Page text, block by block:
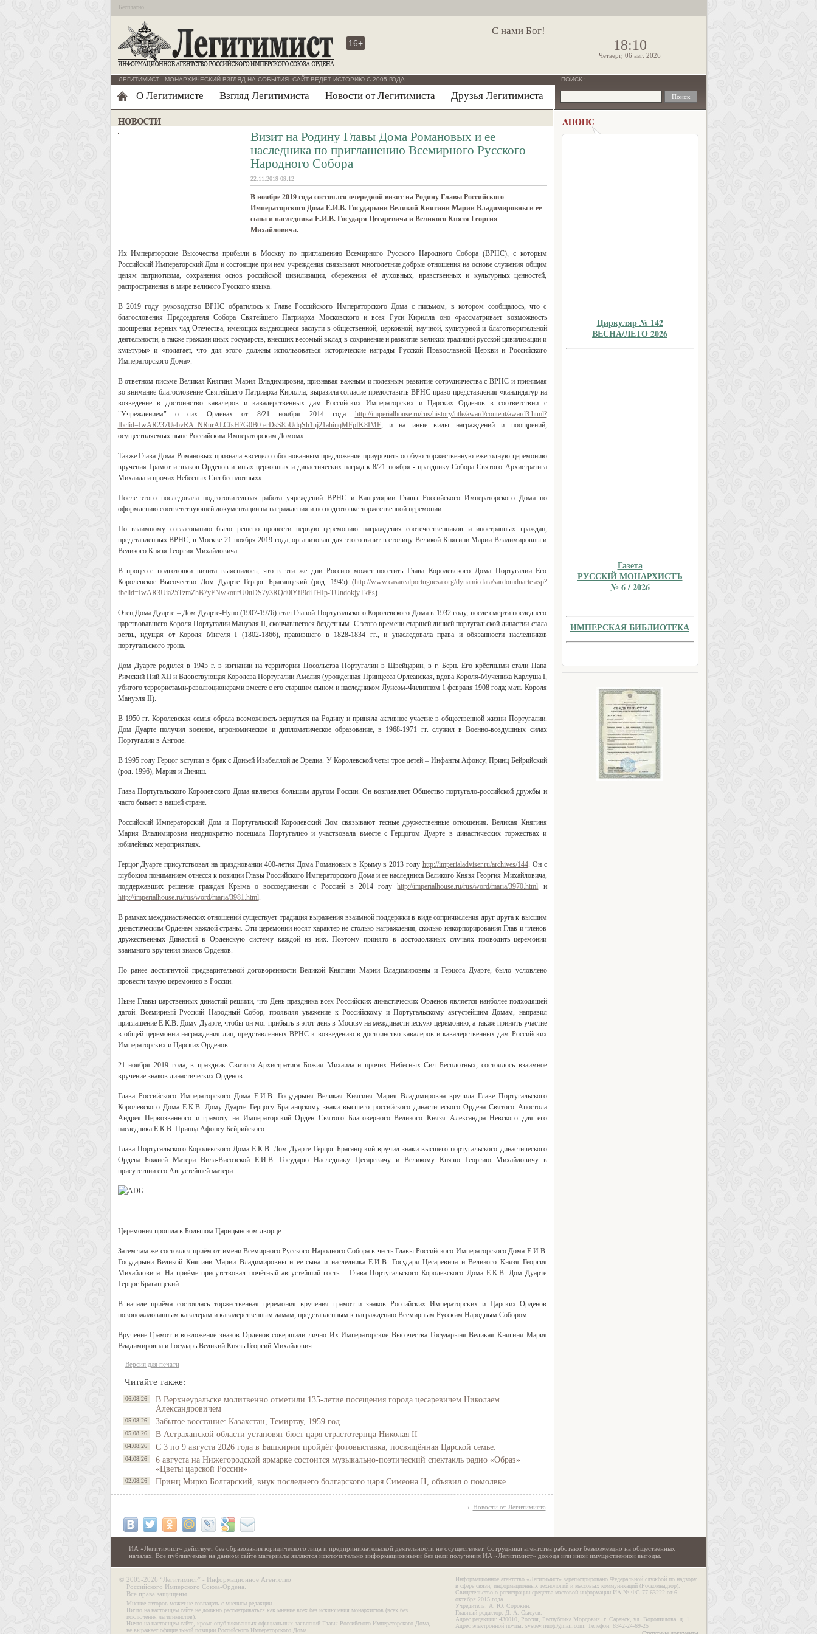
Бесплатно
С нами Бог!
16+ 18:10
Четверг, 06 авг. 2026
ЛЕГИТИМИСТ - МОНАРХИЧЕСКИЙ ВЗГЛЯД НА СОБЫТИЯ. САЙТ ВЕДЁТ ИСТОРИЮ С 2005 ГОДА
О Легитимисте Взгляд Легитимиста Новости от Легитимиста Друзья Легитимиста
Визит на Родину Главы Дома Романовых и ее
наследника по приглашению Всемирного Русского
Народного Собора
22.11.2019 09:12
В ноябре 2019 года состоялся очередной визит на Родину Главы Российского
Императорского Дома Е.И.В. Государыни Великой Княгини Марии Владимировны и ее
сына и наследника Е.И.В. Государя Цесаревича и Великого Князя Георгия
Михайловича.
Их Императорские Высочества прибыли в Москву по приглашению Всемирного Русского Народного Собора (ВРНС), с которым
Российский Императорский Дом и состоящие при нем учреждения связывают многолетние добрые отношения на основе служения общим
целям патриотизма, сохранения основ российской цивилизации, сбережения её духовных, нравственных и культурных ценностей,
распространения в мире великого Русского языка.
В 2019 году руководство ВРНС обратилось к Главе Российского Императорского Дома с письмом, в котором сообщалось, что с
благословения Председателя Собора Святейшего Патриарха Московского и всея Руси Кирилла оно «рассматривает возможность
поощрения верных чад Отечества, имеющих выдающиеся заслуги в общественной, церковной, научной, культурной и благотворительной
деятельности, а также граждан иных государств, внесших весомый вклад в сохранение и развитие великих традиций русской цивилизации и
культуры» и «полагает, что для этого должны использоваться исторические награды Русской Православной Церкви и Российского
Императорского Дома».
В ответном письме Великая Княгиня Мария Владимировна, признавая важным и полезным развитие сотрудничества с ВРНС и принимая
во внимание благословение Святейшего Патриарха Кирилла, выразила согласие предоставить ВРНС право представления «кандидатур на
возведение в достоинство кавалеров и кавалерственных дам Российских Императорских и Царских Орденов в соответствии с
"Учреждением" о сих Орденах от 8/21 ноября 2014 года http://imperialhouse.ru/rus/history/title/award/content/award3.html?
fbclid=IwAR237UebvRA_NRurALCfsH7G0B0-erDsS85UdqSh1nj21ahinqMFpfK8IME, и на иные виды награждений и поощрений,
осуществляемых ныне Российским Императорским Домом».
Также Глава Дома Романовых признала «всецело обоснованным предложение приурочить особую торжественную ежегодную церемонию
вручения Грамот и знаков Орденов и иных церковных и династических наград к 8/21 ноября - празднику Собора Святого Архистратига
Михаила и прочих Небесных Сил бесплотных».
После этого последовала подготовительная работа учреждений ВРНС и Канцелярии Главы Российского Императорского Дома по
оформлению соответствующей документации на награждения и по подготовке торжественной церемонии.
По взаимному согласованию было решено провести первую церемонию награждения соотечественников и иностранных граждан,
представленных ВРНС, в Москве 21 ноября 2019 года, организовав для этого визит в столицу Великой Княгини Марии Владимировны и
Великого Князя Георгия Михайловича.
В процессе подготовки визита выяснилось, что в эти же дни Россию может посетить Глава Королевского Дома Португалии Его
Королевское Высочество Дом Дуарте Герцог Браганцский (род. 1945) (http://www.casarealportuguesa.org/dynamicdata/sardomduarte.asp?
fbclid=IwAR3Uia25TzmZhB7yENwkourU0uDS7y3RQd0lYfI9diTHIp-TUndokjyTkPs).
Отец Дома Дуарте – Дом Дуарте-Нуно (1907-1976) стал Главой Португальского Королевского Дома в 1932 году, после смерти последнего
царствовавшего Короля Португалии Мануэля II, скончавшегося бездетным. С этого времени старшей линией португальской династии стала
ветвь, идущая от Короля Мигеля I (1802-1866), правившего в 1828-1834 гг., и унаследовала права и обязанности наследников
португальского трона.
Дом Дуарте родился в 1945 г. в изгнании на территории Посольства Португалии в Щвейцарии, в г. Берн. Его крёстными стали Папа
Римский Пий XII и Вдовствующая Королева Португалии Амелия (урожденная Принцесса Орлеанская, вдова Короля-Мученика Карлуша I,
убитого террористами-революционерами вместе с его старшим сыном и наследником Луисом-Филиппом 1 февраля 1908 года; мать Короля
Мануэля II).
В 1950 гг. Королевская семья обрела возможность вернуться на Родину и приняла активное участие в общественной жизни Португалии.
Дом Дуарте получил военное, агрономическое и дипломатическое образование, в 1968-1971 гг. служил в Военно-воздушных силах
Португалии в Анголе.
В 1995 году Герцог вступил в брак с Доньей Изабеллой де Эредиа. У Королевской четы трое детей – Инфанты Афонсу, Принц Бейрийский
(род. 1996), Мария и Диниш.
Глава Португальского Королевского Дома является большим другом России. Он возглавляет Общество португало-российской дружбы и
часто бывает в нашей стране.
Российский Императорский Дом и Португальский Королевский Дом связывают тесные дружественные отношения. Великая Княгиня
Мария Владимировна неоднократно посещала Португалию и участвовала вместе с Герцогом Дуарте в династических торжествах и
юбилейных мероприятиях.
Герцог Дуарте присутствовал на праздновании 400-летия Дома Романовых в Крыму в 2013 году http://imperialadviser.ru/archives/144. Он с
глубоким пониманием отнесся к позиции Главы Российского Императорского Дома и ее наследника Великого Князя Георгия Михайловича,
поддержавших решение граждан Крыма о воссоединении с Россией в 2014 годуhttp://imperialhouse.ru/rus/word/maria/3970.html и
http://imperialhouse.ru/rus/word/maria/3981.html.
В рамках междинастических отношений существует традиция выражения взаимной поддержки в виде сопричисления друг друга к высшим
династическим Орденам каждой страны. Эти церемонии носят характер не столько награждения, сколько инкорпорирования Глав и членов
дружественных Династий в Орденскую систему каждой из них. Поэтому принято в достодолжных случаях проводить церемонии
взаимного вручения знаков Орденов.
По ранее достигнутой предварительной договоренности Великой Княгини Марии Владимировны и Герцога Дуарте, было условлено
провести такую церемонию в России.
Ныне Главы царственных династий решили, что День праздника всех Российских династических Орденов является наиболее подходящей
датой. Всемирный Русский Народный Собор, проявляя уважение к Российскому и Португальскому августейшим Домам, направил
приглашение Е.К.В. Дому Дуарте, чтобы он мог прибыть в этот день в Москву на междинастическую церемонию, а также принять участие
в общей церемонии награждения лиц, представленных ВРНС к возведению в достоинство кавалеров и кавалерственных дам Российских
Императорских и Царских Орденов.
21 ноября 2019 года, в праздник Святого Архистратига Божия Михаила и прочих Небесных Сил Бесплотных, состоялось взаимное
вручение знаков династических Орденов.
Глава Российского Императорского Дома Е.И.В. Государыня Великая Княгиня Мария Владимировна вручила Главе Португальского
Королевского Дома Е.К.В. Дому Дуарте Герцогу Браганцскому знаки высшего российского династического Ордена Святого Апостола
Андрея Первозванного и грамоту на Императорский Орден Святого Благоверного Великого Князя Александра Невского для его
наследника Е.К.В. Принца Афонсу Бейрийского.
Глава Португальского Королевского Дома Е.К.В. Дом Дуарте Герцог Браганцский вручил знаки высшего португальского династического
Ордена Божией Матери Вила-Висозской Е.И.В. Государю Наследнику Цесаревичу и Великому Князю Георгию Михайловичу в
присутствии его Августейшей матери.
Церемония прошла в Большом Царицынском дворце.
Затем там же состоялся приём от имени Всемирного Русского Народного Собора в честь Главы Российского Императорского Дома Е.И.В.
Государыни Великой Княгини Марии Владимировны и ее сына и наследника Е.И.В. Государя Цесаревича и Великого Князя Георгия
Михайловича. На приёме присутствовал почётный августейший гость – Глава Португальского Королевского Дома Е.К.В. Дом Дуарте
Герцог Браганцский.
В начале приёма состоялась торжественная церемония вручения грамот и знаков Российских Императорских и Царских Орденов
новопожалованным кавалерам и кавалерственным дамам, представленным к награждению Всемирным Русским Народным Собором.
Вручение Грамот и возложение знаков Орденов совершили лично Их Императорские Высочества Государыня Великая Княгиня Мария
Владимировна и Государь Великий Князь Георгий Михайлович.
Версия для печати
Читайте также:
06.08.26
В Верхнеуральске молитвенно отметили 135-летие посещения города цесаревичем Николаем
Александровичем
05.08.26 Забытое восстание: Казахстан, Темиртау, 1959 год
05.08.26 В Астраханской области установят бюст царя страстотерпца Николая II
04.08.26 С 3 по 9 августа 2026 года в Башкирии пройдёт фотовыставка, посвящённая Царской семье.
04.08.26
6 августа на Нижегородской ярмарке состоится музыкально-поэтический спектакль радио «Образ»
«Цветы царской России»
02.08.26 Принц Мирко Болгарский, внук последнего болгарского царя Симеона II, объявил о помолвке
→ Новости от Легитимиста
ПОИСК :
Циркуляр № 142
ВЕСНА/ЛЕТО 2026
Газета
РУССКIЙ МОНАРХИСТЪ
№ 6 / 2026
ИМПЕРСКАЯ БИБЛИОТЕКА
Свидетельство
ИА «Легитимист» действует без образования юридического лица и предпринимательской деятельности не осуществляет. Сотрудники агентства работают безвозмездно на общественных
началах. Все публикуемые на данном сайте материалы являются исключительно информационными без цели получения ИА «Легитимист» дохода или иной имущественной выгоды.
© 2005-2026 “Легитимист” - Информационное Агентство
Российского Имперского Союза-Ордена.
Все права защищены.
Мнение авторов может не совпадать с мнением редакции.
Ничто на настоящем сайте не должно рассматриваться как мнение всех без исключения монархистов (всех без
исключения легитимистов).
Ничто на настоящем сайте, кроме опубликованных официальных заявлений Главы Российского Императорского Дома,
не выражает официальной позиции Российского Императорского Дома.
Информационное агентство «Легитимист» зарегистрировано Федеральной службой по надзору
в сфере связи, информационных технологий и массовых коммуникаций (Роскомнадзор).
Свидетельство о регистрации средства массовой информации ИА № ФС-77-63222 от 6
октября 2015 года.
Учредитель: А. Ю. Сорокин.
Главный редактор: Д. А. Сысуев.
Адрес редакции: 430010, Россия, Республика Мордовия, г. Саранск, ул. Ворошилова, д. 1.
Адрес электронной почты: sysuev.riuo@gmail.com. Телефон: 8342-24-69-25